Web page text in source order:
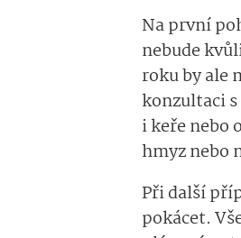
Na první
nebude
roku by ale
konzultaci
i keře nebo
hmyz nebo
Při další
pokácet.